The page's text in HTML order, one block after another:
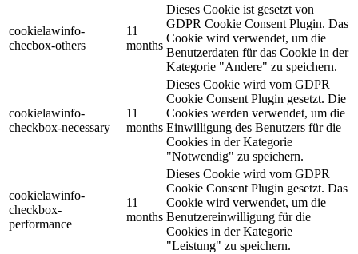
cookielawinfo-
checbox-others
11
months
Dieses Cookie ist gesetzt von
GDPR Cookie Consent Plugin. Das
Cookie wird verwendet, um die
Benutzerdaten für das Cookie in der
Kategorie "Andere" zu speichern.
cookielawinfo-
checkbox-necessary
11
months
Dieses Cookie wird vom GDPR
Cookie Consent Plugin gesetzt. Die
Cookies werden verwendet, um die
Einwilligung des Benutzers für die
Cookies in der Kategorie
"Notwendig" zu speichern.
cookielawinfo-
checkbox-
performance
11
months
Dieses Cookie wird vom GDPR
Cookie Consent Plugin gesetzt. Das
Cookie wird verwendet, um die
Benutzereinwilligung für die
Cookies in der Kategorie
"Leistung" zu speichern.